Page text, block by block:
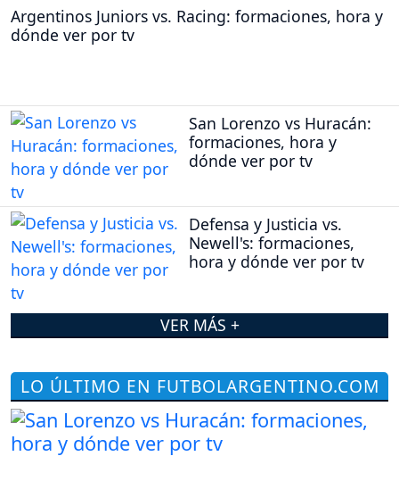
Argentinos Juniors vs. Racing: formaciones, hora y
dónde ver por tv
San Lorenzo vs Huracán:
formaciones, hora y
dónde ver por tv
Defensa y Justicia vs.
Newell's: formaciones,
hora y dónde ver por tv
VER MÁS +
LO ÚLTIMO EN FUTBOLARGENTINO.COM